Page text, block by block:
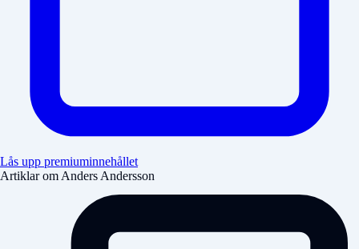
Lås upp premiuminnehållet
Artiklar om Anders Andersson